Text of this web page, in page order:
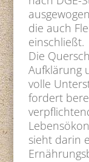
die auch
einschließt.
Die
Aufklärung
volle
fordert
sieht darin